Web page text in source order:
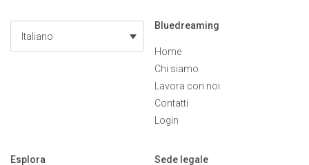
Italiano
Bluedreaming
Home
Chi siamo
Lavora con noi
Contatti
Login
Esplora Sede legale